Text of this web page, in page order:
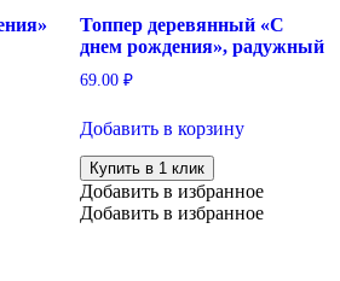
Топпер деревянный «С
днем рождения», радужный
69.00 ₽
Добавить в корзину
Купить в 1 клик
Добавить в избранное
Добавить в избранное